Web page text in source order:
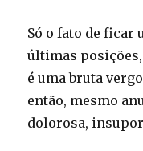
Só o fato de ficar
últimas
é uma bruta
então, mesmo
dolorosa,